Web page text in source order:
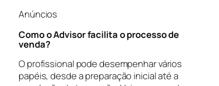
Anúncios
Como o Advisor facilita o processo de
venda?
O profissional pode desempenhar vários
papéis, desde a preparação inicial até a